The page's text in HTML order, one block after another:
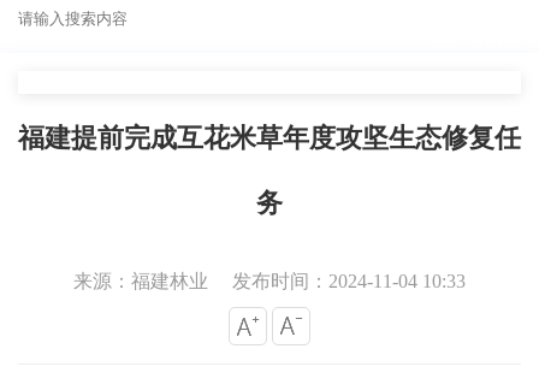
福建提前完成互花米草年度攻坚生态修复任
务
来源：福建林业 发布时间：2024-11-04 10:33